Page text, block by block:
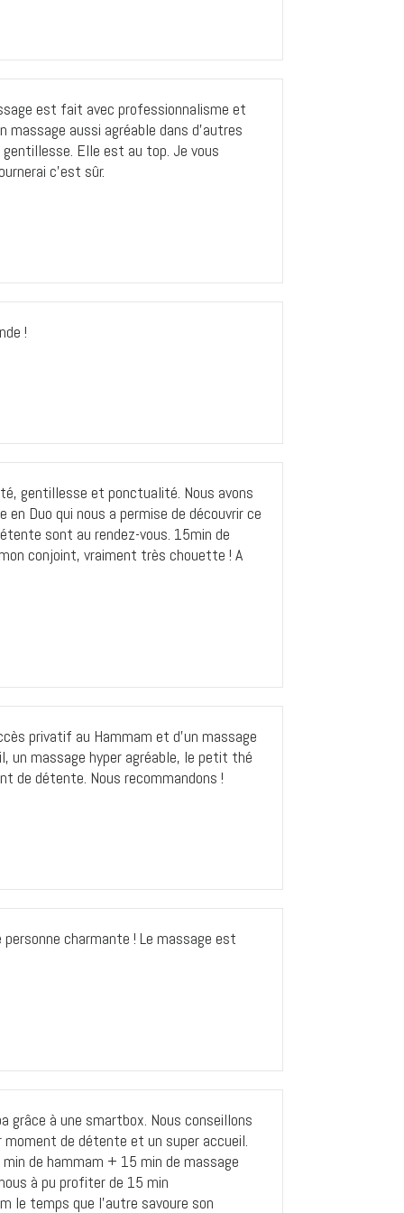
est fait avec professionnalisme et
massage aussi agréable dans d’autres
gentillesse. Elle est au top. Je vous
c’est sûr.
!
gentillesse et ponctualité. Nous avons
Duo qui nous a permise de découvrir ce
sont au rendez-vous. 15min de
conjoint, vraiment très chouette ! A
privatif au Hammam et d’un massage
un massage hyper agréable, le petit thé
de détente. Nous recommandons !
personne charmante ! Le massage est
grâce à une smartbox. Nous conseillons
de détente et un super accueil.
de hammam + 15 min de massage
à pu profiter de 15 min
le temps que l’autre savoure son